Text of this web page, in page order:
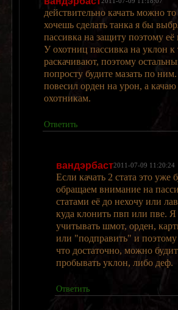
действительно качать можно
хочешь сделать танка я бы
пассивка на защиту поэтому
У охотниц пассивка на уклон
раскачивают, поэтому
попросту будите мазать по
повесил орден на урон, а
охотникам.
Ответить
вандэрбаст2011-07-09 11:20:24
Если качать 2 стата это
обращаем внимание на
статами её до нехочу или
куда клонить пвп или пве.
учитывать шмот, орден,
или "подправить" и поэтому
что достаточно, можно
пробывать уклон, либо деф.
Ответить